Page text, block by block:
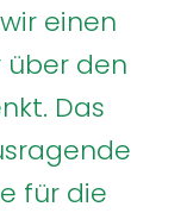
einen
über den
Das
für die